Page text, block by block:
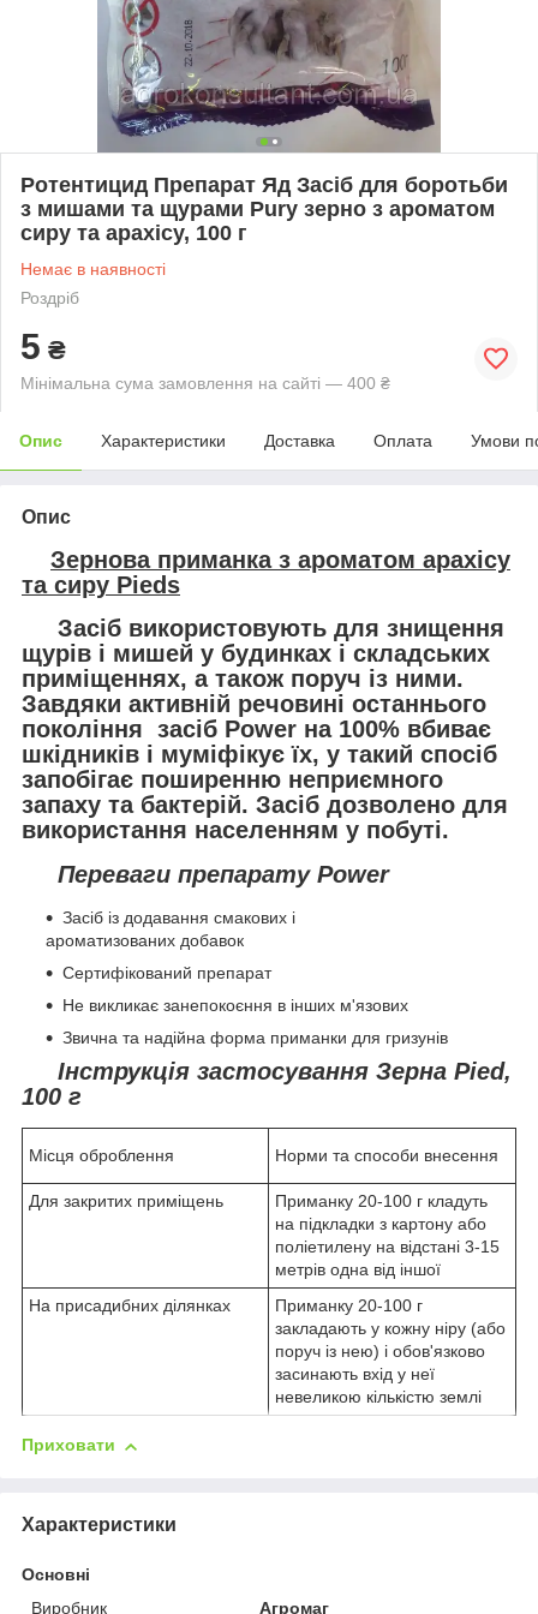
Ротентицид Препарат Яд Засіб для боротьби
з мишами та щурами Pury зерно з ароматом
сиру та арахісу, 100 г
Немає в наявності
Роздріб
5 ₴
Мінімальна сума замовлення на сайті — 400 ₴
Опис Характеристики Доставка Оплата Умови
Опис
Зернова приманка з ароматом арахісу
та сиру Pieds
Засіб використовують для знищення
щурів і мишей у будинках і складських
приміщеннях, а також поруч із ними.
Завдяки активній речовині останнього
покоління засіб Power на 100% вбиває
шкідників і муміфікує їх, у такий спосіб
запобігає поширенню неприємного
запаху та бактерій. Засіб дозволено для
використання населенням у побуті.
Переваги препарату Power
Засіб із додавання смакових і
ароматизованих добавок
Сертифікований препарат
Не викликає занепокоєння в інших м'язових
Звична та надійна форма приманки для гризунів
Інструкція застосування Зерна Pied,
100 г
Місця оброблення Норми та способи внесення
Для закритих приміщень
Приманку 20-100 г кладуть
на підкладки з картону або
поліетилену на відстані 3-15
метрів одна від іншої
На присадибних ділянках
Приманку 20-100 г
закладають у кожну ніру (або
поруч із нею) і обов'язково
засинають вхід у неї
невеликою кількістю землі
Приховати
Характеристики
Основні
Виробник
Агромаг